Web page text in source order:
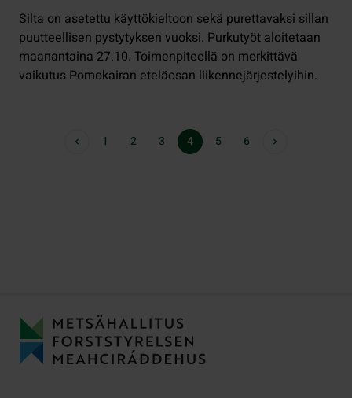
Silta on asetettu käyttökieltoon sekä purettavaksi sillan
puutteellisen pystytyksen vuoksi. Purkutyöt aloitetaan
maanantaina 27.10. Toimenpiteellä on merkittävä
vaikutus Pomokairan eteläosan liikennejärjestelyihin.
1 2 3 4 5 6